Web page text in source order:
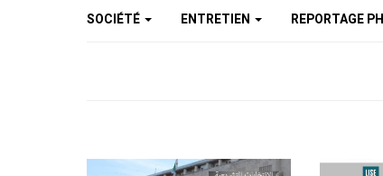
SOCIÉTÉ ENTRETIEN REPORTAGE